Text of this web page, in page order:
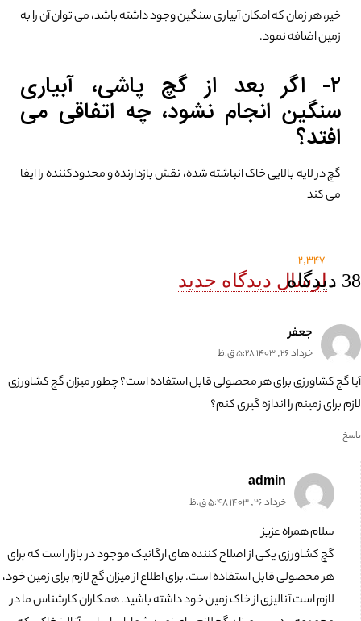
خیر، هر زمان که امکان آبیاری سنگین وجود داشته باشد، می توان آن را به
زمین اضافه نمود.
۲- اگر بعد از گچ پاشی، آبیاری
سنگین انجام نشود، چه اتفاقی می
افتد؟
گچ در لایه بالایی خاک انباشته شده، نقش بازدارنده و محدودکننده را ایفا
می کند
2,347
38 دیدگاه
. ارسال دیدگاه جدید
جعفر
خرداد 26, 1403 5:28 ق.ظ
آیا گچ کشاورزی برای هر محصولی قابل استفاده است؟ چطور میزان گچ کشاورزی
لازم برای زمینم را اندازه گیری کنم؟
پاسخ
admin
خرداد 26, 1403 5:48 ق.ظ
سلام همراه عزیز
گچ کشاورزی یکی از اصلاح کننده های ارگانیک موجود در بازار است که برای
هر محصولی قابل استفاده است. برای اطلاع از میزان گچ لازم برای زمین خود،
لازم است آنالیزی از خاک زمین خود داشته باشید. همکاران کارشناس ما در